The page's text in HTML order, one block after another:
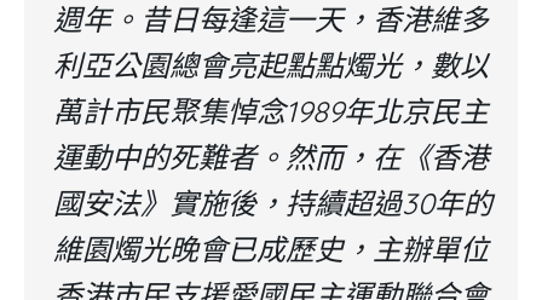
週年。昔日每逢這一天，香港維多
利亞公園總會亮起點點燭光，數以
萬計市民聚集悼念1989年北京民主
運動中的死難者。然而，在《香港
國安法》實施後，持續超過30年的
維園燭光晚會已成歷史，主辦單位